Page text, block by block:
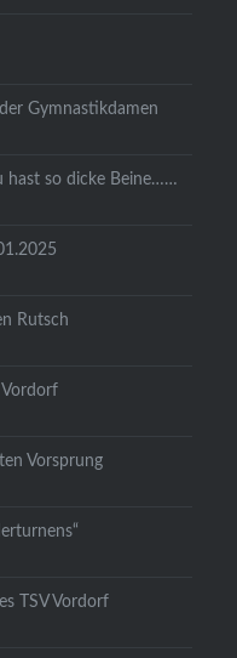
Gymnastikdamen
hast so dicke Beine……
Rutsch
Vorsprung
TSV Vordorf